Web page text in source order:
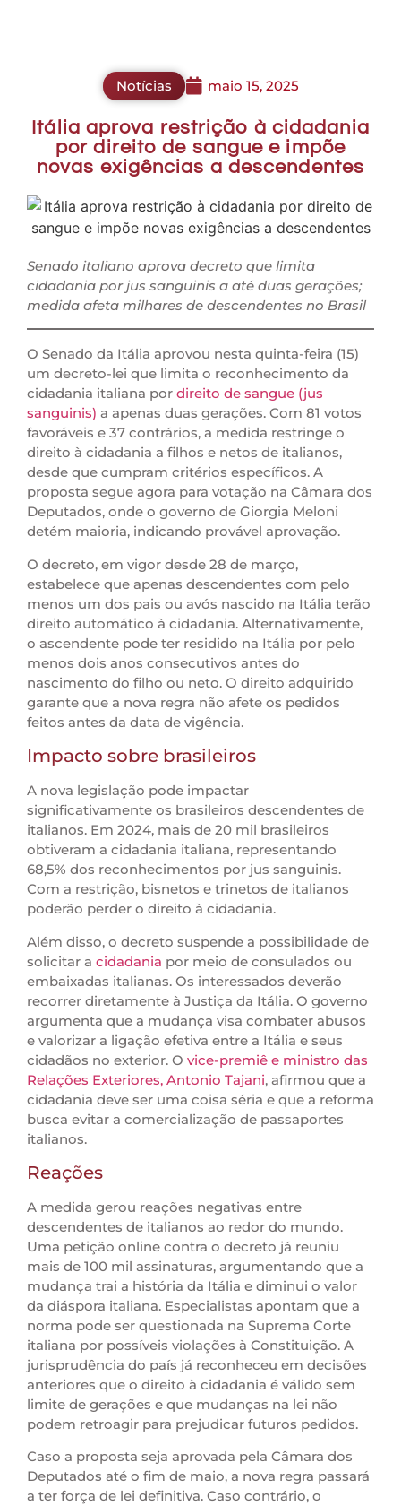
Notícias maio 15, 2025
Itália aprova restrição à cidadania
por direito de sangue e impõe
novas exigências a descendentes
Senado italiano aprova decreto que limita
cidadania por jus sanguinis a até duas gerações;
medida afeta milhares de descendentes no Brasil
O Senado da Itália aprovou nesta quinta-feira (15)
um decreto-lei que limita o reconhecimento da
cidadania italiana por direito de sangue (jus
sanguinis) a apenas duas gerações. Com 81 votos
favoráveis e 37 contrários, a medida restringe o
direito à cidadania a filhos e netos de italianos,
desde que cumpram critérios específicos. A
proposta segue agora para votação na Câmara dos
Deputados, onde o governo de Giorgia Meloni
detém maioria, indicando provável aprovação.
O decreto, em vigor desde 28 de março,
estabelece que apenas descendentes com pelo
menos um dos pais ou avós nascido na Itália terão
direito automático à cidadania. Alternativamente,
o ascendente pode ter residido na Itália por pelo
menos dois anos consecutivos antes do
nascimento do filho ou neto. O direito adquirido
garante que a nova regra não afete os pedidos
feitos antes da data de vigência.
Impacto sobre brasileiros
A nova legislação pode impactar
significativamente os brasileiros descendentes de
italianos. Em 2024, mais de 20 mil brasileiros
obtiveram a cidadania italiana, representando
68,5% dos reconhecimentos por jus sanguinis.
Com a restrição, bisnetos e trinetos de italianos
poderão perder o direito à cidadania.
Além disso, o decreto suspende a possibilidade de
solicitar a cidadania por meio de consulados ou
embaixadas italianas. Os interessados deverão
recorrer diretamente à Justiça da Itália. O governo
argumenta que a mudança visa combater abusos
e valorizar a ligação efetiva entre a Itália e seus
cidadãos no exterior. O vice-premiê e ministro das
Relações Exteriores, Antonio Tajani, afirmou que a
cidadania deve ser uma coisa séria e que a reforma
busca evitar a comercialização de passaportes
italianos.
Reações
A medida gerou reações negativas entre
descendentes de italianos ao redor do mundo.
Uma petição online contra o decreto já reuniu
mais de 100 mil assinaturas, argumentando que a
mudança trai a história da Itália e diminui o valor
da diáspora italiana. Especialistas apontam que a
norma pode ser questionada na Suprema Corte
italiana por possíveis violações à Constituição. A
jurisprudência do país já reconheceu em decisões
anteriores que o direito à cidadania é válido sem
limite de gerações e que mudanças na lei não
podem retroagir para prejudicar futuros pedidos.
Caso a proposta seja aprovada pela Câmara dos
Deputados até o fim de maio, a nova regra passará
a ter força de lei definitiva. Caso contrário, o